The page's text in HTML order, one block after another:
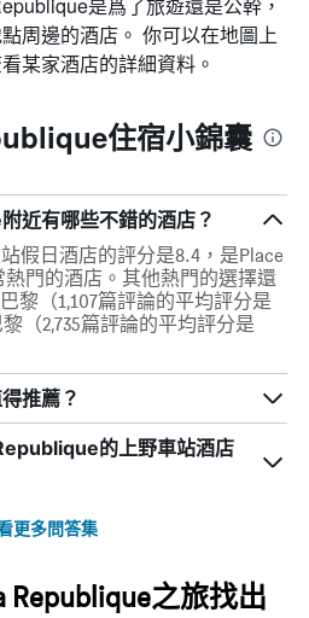
是爲了旅遊還是公幹，
周邊的酒店。 你可以在地圖上
某家酒店的詳細資料。
住宿小錦囊
近有哪些不錯的酒店？
假日酒店的評分是8.4，是Place
門的酒店。其他熱門的選擇還
黎（1,107篇評論的平均評分是
（2,735篇評論的平均評分是
推薦？
的上野車站酒店
更多問答集
Republique之旅找出